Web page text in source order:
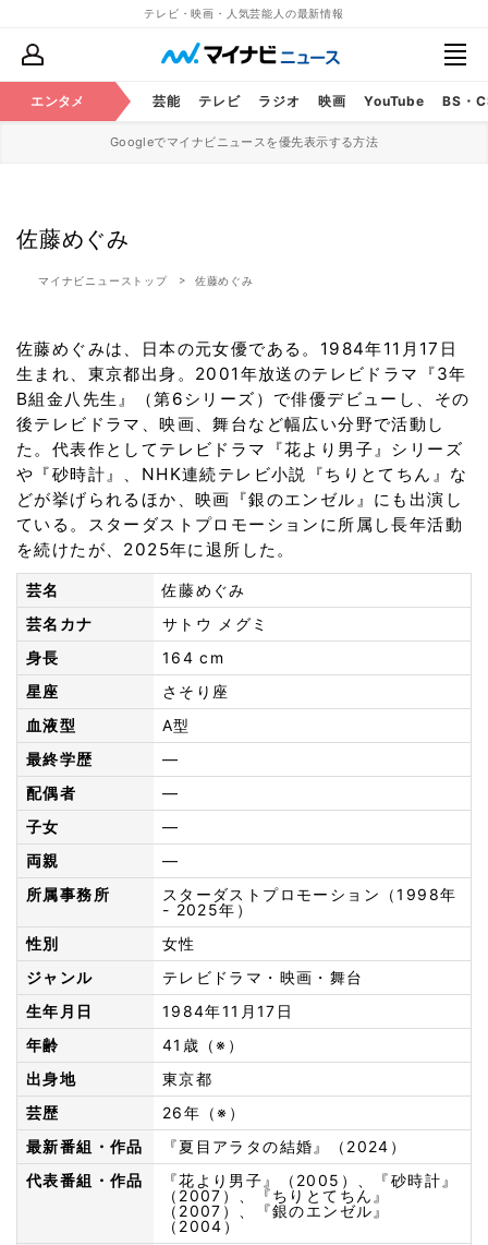
テレビ・映画・人気芸能人の最新情報
エンタメ 芸能 テレビ ラジオ 映画 YouTube BS・
Googleでマイナビニュースを優先表示する方法
佐藤めぐみ
マイナビニューストップ 佐藤めぐみ
佐藤めぐみは、日本の元女優である。1984年11月17日
生まれ、東京都出身。2001年放送のテレビドラマ『3年
B組金八先生』（第6シリーズ）で俳優デビューし、その
後テレビドラマ、映画、舞台など幅広い分野で活動し
た。代表作としてテレビドラマ『花より男子』シリーズ
や『砂時計』、NHK連続テレビ小説『ちりとてちん』な
どが挙げられるほか、映画『銀のエンゼル』にも出演し
ている。スターダストプロモーションに所属し長年活動
を続けたが、2025年に退所した。
芸名
佐藤めぐみ
芸名カナ
サトウ メグミ
身長
164 cm
星座
さそり座
血液型
A型
最終学歴
—
配偶者
—
子女
—
両親
—
所属事務所
スターダストプロモーション（1998年
- 2025年）
性別
女性
ジャンル
テレビドラマ・映画・舞台
生年月日
1984年11月17日
年齢
41歳（※）
出身地
東京都
芸歴
26年（※）
最新番組・作品
『夏目アラタの結婚』（2024）
代表番組・作品
『花より男子』（2005）、『砂時計』
（2007）、『ちりとてちん』
（2007）、『銀のエンゼル』
（2004）